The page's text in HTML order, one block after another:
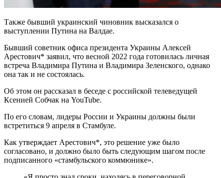
Также бывший украинский чиновник высказался о
выступлении Путина на Валдае.
Бывший советник офиса президента Украины Алексей
Арестович* заявил, что весной 2022 года готовилась личная
встреча Владимира Путина и Владимира Зеленского, однако
она так и не состоялась.
Об этом он рассказал в беседе с российской телеведущей
Ксенией Собчак на YouTube.
По его словам, лидеры России и Украины должны были
встретиться 9 апреля в Стамбуле.
Как утверждает Арестович*, это решение уже было
согласовано, и должно было быть следующим шагом после
подписанного «стамбульского коммюнике».